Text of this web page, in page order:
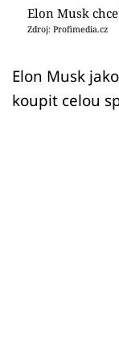
Přihlášení
Sledujte nás
Elon Musk
Zdroj: Profimedia.cz
Elon Musk
koupit celou